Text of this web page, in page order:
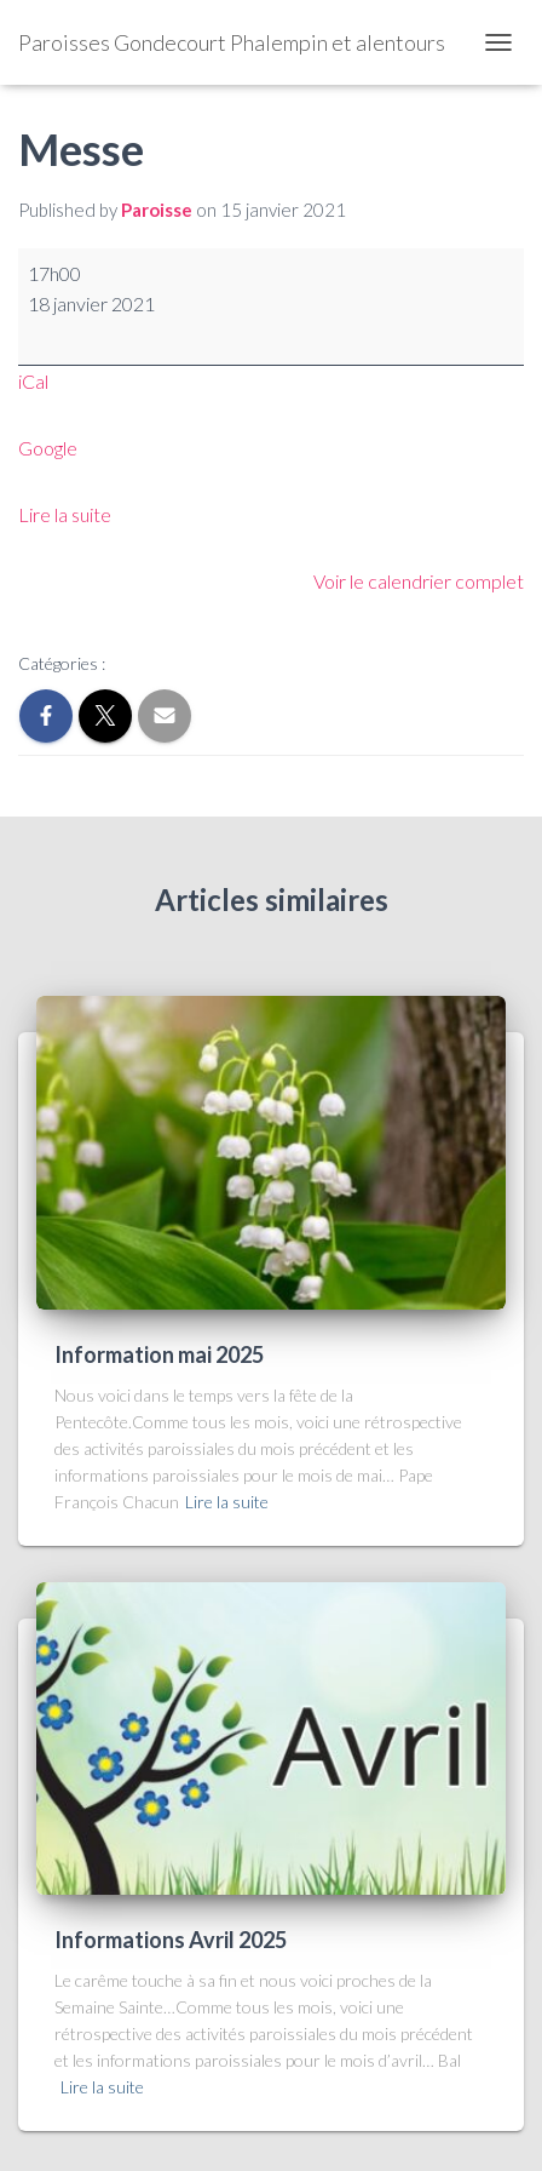
Paroisses Gondecourt Phalempin et alentours
Messe
Published by Paroisse on 15 janvier 2021
17h00
18 janvier 2021
iCal
Google
Lire la suite
Voir le calendrier complet
Catégories :
Articles similaires
Information mai 2025
Nous voici dans le temps vers la fête de la
Pentecôte.Comme tous les mois, voici une rétrospective
des activités paroissiales du mois précédent et les
informations paroissiales pour le mois de mai… Pape
François Chacun Lire la suite
Informations Avril 2025
Le carême touche à sa fin et nous voici proches de la
Semaine Sainte…Comme tous les mois, voici une
rétrospective des activités paroissiales du mois précédent
et les informations paroissiales pour le mois d’avril… Bal
Lire la suite